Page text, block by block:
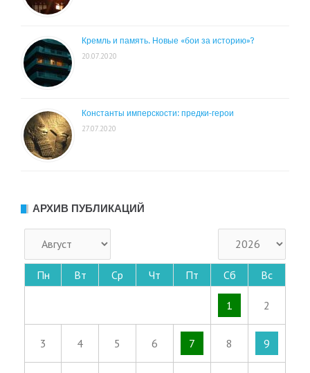
Кремль и память. Новые «бои за историю»?
20.07.2020
Константы имперскости: предки-герои
27.07.2020
АРХИВ ПУБЛИКАЦИЙ
Пн Вт Ср Чт Пт Сб Вс
1 2
3 4 5 6 7 8 9